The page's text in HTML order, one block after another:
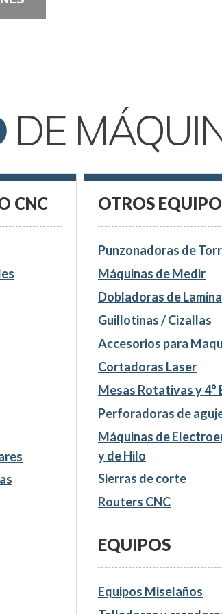
DE
CNC OTROS
Punzonadoras de
Máquinas de Medir
Dobladoras de Lamina
Guillotinas / Cizallas
Accesorios para
Cortadoras Laser
Mesas Rotativas y 4°
Perforadoras de
Máquinas de
y de Hilo
Sierras de corte
Routers CNC
EQUIPOS
Equipos Miselaños